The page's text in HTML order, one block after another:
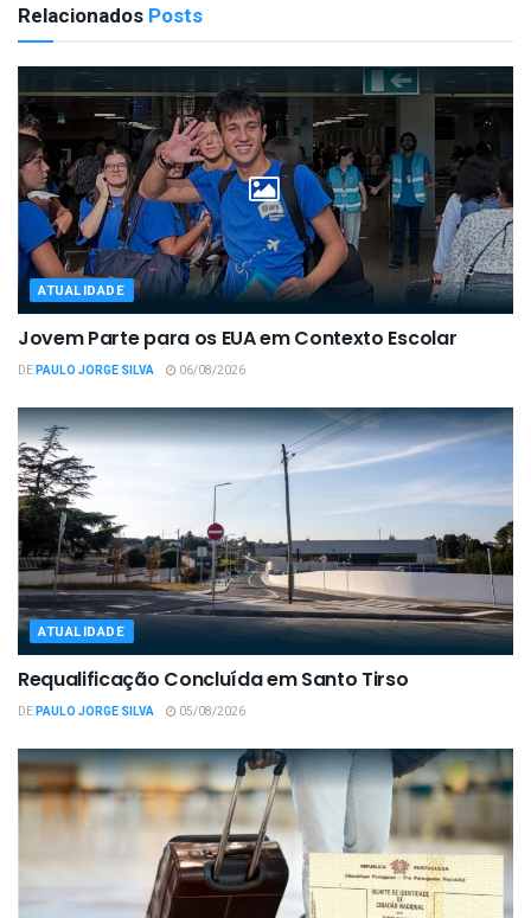
Relacionados Posts
ATUALIDADE
Jovem Parte para os EUA em Contexto Escolar
DEPAULO JORGE SILVA 06/08/2026
ATUALIDADE
Requalificação Concluída em Santo Tirso
DEPAULO JORGE SILVA 05/08/2026